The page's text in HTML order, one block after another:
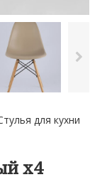
для кухни
x4